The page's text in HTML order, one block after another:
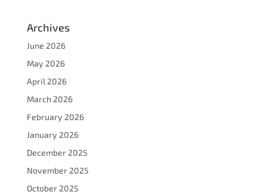
Archives
June 2026
May 2026
April 2026
March 2026
February 2026
January 2026
December 2025
November 2025
October 2025